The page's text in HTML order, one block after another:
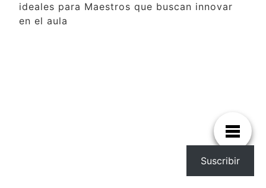
ideales para Maestros que buscan innovar
en el aula
Suscribir